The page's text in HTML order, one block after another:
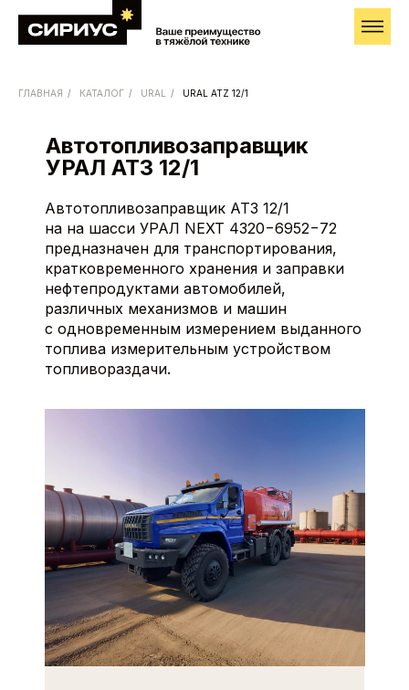
ГЛАВНАЯ / КАТАЛОГ / URAL / URAL ATZ 12/1
Автотопливозаправщик
УРАЛ АТЗ 12/1
Автотопливозаправщик АТЗ 12/1
на на шасси УРАЛ NEXT 4320−6952−72
предназначен для транспортирования,
кратковременного хранения и заправки
нефтепродуктами автомобилей,
различных механизмов и машин
с одновременным измерением выданного
топлива измерительным устройством
топливораздачи.
Запросить условия
поставки
свяжется с вами, чтобы уточнить детали
Имя
Номер телефона
+7
Я подтверждаю ознакомление с Политикой
и на условиях, указанных в Политике